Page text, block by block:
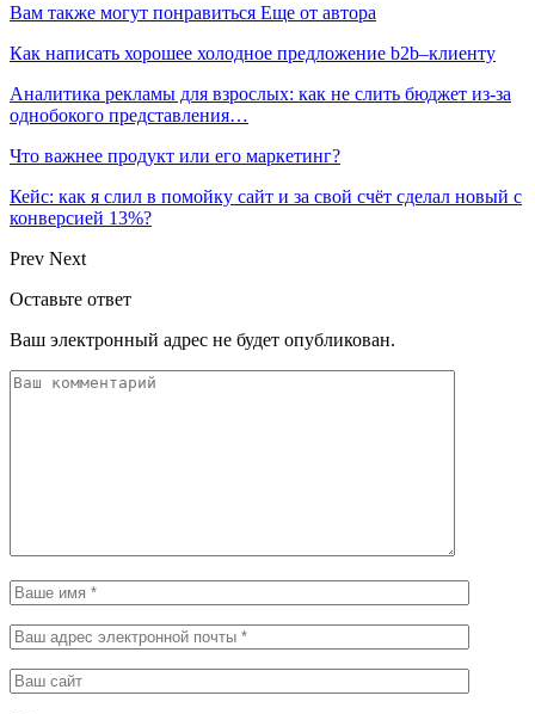
Вам также могут понравиться Еще от автора
Как написать хорошее холодное предложение b2b–клиенту
Аналитика рекламы для взрослых: как не слить бюджет из-за
однобокого представления…
Что важнее продукт или его маркетинг?
Кейс: как я слил в помойку сайт и за свой счёт сделал новый с
конверсией 13%?
Prev Next
Оставьте ответ
Ваш электронный адрес не будет опубликован.